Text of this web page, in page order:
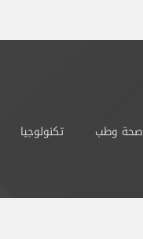
صحة وطب تكنولوجيا